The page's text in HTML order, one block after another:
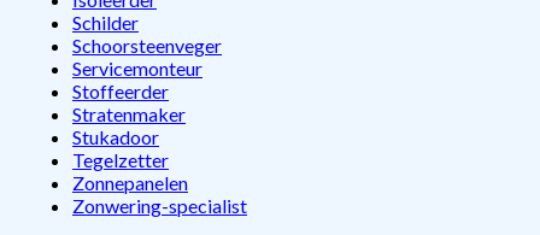
Schilder
Schoorsteenveger
Servicemonteur
Stoffeerder
Stratenmaker
Stukadoor
Tegelzetter
Zonnepanelen
Zonwering-specialist